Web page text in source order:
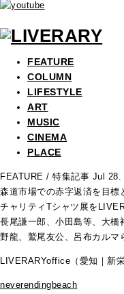
FEATURE
COLUMN
LIFESTYLE
ART
MUSIC
CINEMA
PLACE
FEATURE / 特集記事 Jul 28.
森道市場での赤字返済を目標
チャリティTシャツ展を
長尾謙一郎、小田島等、大
野龍、鷲尾友公、呂布カルマ
LIVERARYoffice（愛知｜新
neverendingbeach